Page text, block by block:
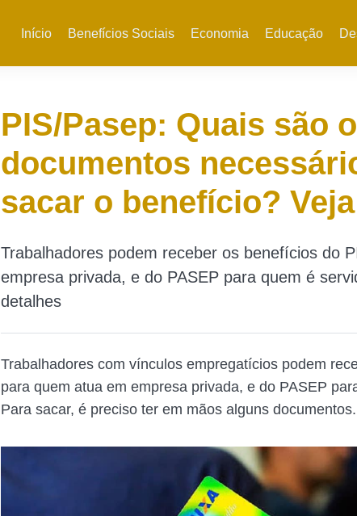
Início Benefícios Sociais Economia Educação
PIS/Pasep: Quais são
documentos
sacar o benefício?
Trabalhadores podem receber os benefícios do
empresa privada, e do PASEP para quem é
detalhes
Trabalhadores com vínculos empregatícios podem
para quem atua em empresa privada, e do PASEP
Para sacar, é preciso ter em mãos alguns